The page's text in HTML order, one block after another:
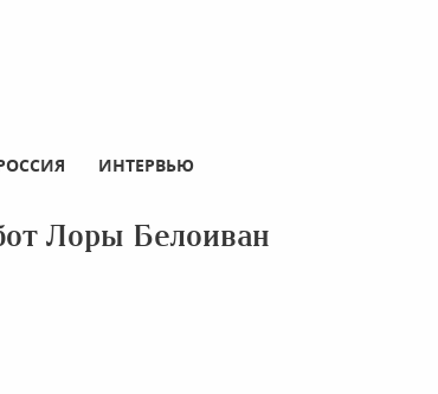
ИНТЕРВЬЮ
Лоры Белоиван